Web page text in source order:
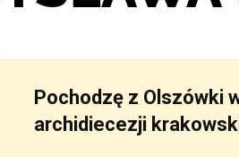
Pochodzę z Olszówki
archidiecezji